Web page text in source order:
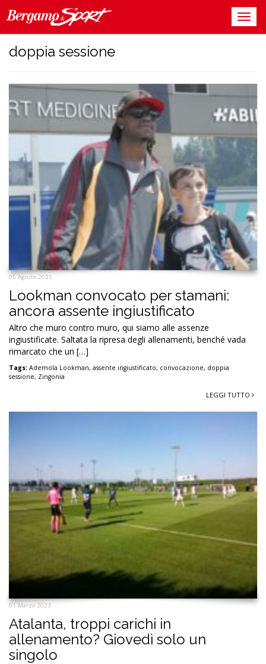
doppia sessione
05 Agosto 2025
Lookman convocato per stamani:
ancora assente ingiustificato
Altro che muro contro muro, qui siamo alle assenze
ingiustificate. Saltata la ripresa degli allenamenti, benché vada
rimarcato che un […]
Tags: Ademola Lookman, assente ingiustificato, convocazione, doppia
sessione, Zingonia
LEGGI TUTTO
01 Marzo 2023
Atalanta, troppi carichi in
allenamento? Giovedì solo un
singolo